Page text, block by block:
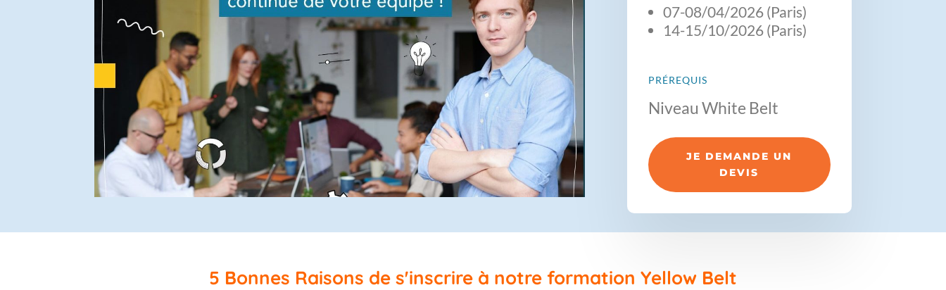
07-08/04/2026 (Paris)
14-15/10/2026 (Paris)
PRÉREQUIS
Niveau White Belt
JE DEMANDE UN
DEVIS
5 Bonnes Raisons de s'inscrire à notre formation Yellow Belt